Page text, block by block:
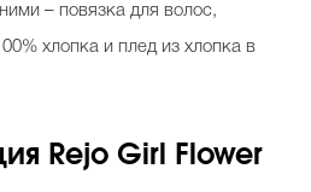
– повязка для волос,
хлопка и плед из хлопка в
Rejo Girl Flower